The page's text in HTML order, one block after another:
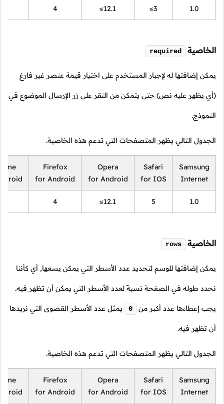
4 ≤12.1 ≤3 1.0
الخاصية required
يمكن إضافتها له لإجبار المستخدم على اختيار قيمة عنصر غير فارغ
(أي يظهر عليه نص) حتى يتمكن من النقر على زر الإرسال الموضوع في
النموذج.
الجدول التالي يظهر المتصفحات التي تدعم هذه الخاصية.
Firefox
for Android
Opera
for Android
Safari
for IOS
Samsung
Internet
4 ≤12.1 5 1.0
الخاصية rows
يمكن إضافتها للوسم لتحديد عدد الأسطر التي يمكن يسعها, أي كأننا
نحدد طوله في الصفحة نسبةً لعدد الأسطر التي يمكن أن تظهر فيه.
يجب إعطاءها عدد أكبر من 0 يمثل عدد الأسطر القصوى التي نريدها
أن تظهر فيه.
الجدول التالي يظهر المتصفحات التي تدعم هذه الخاصية.
Firefox
for Android
Opera
for Android
Safari
for IOS
Samsung
Internet